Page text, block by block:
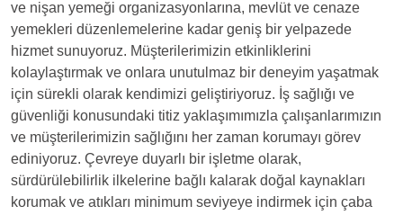
ve nişan yemeği organizasyonlarına, mevlüt ve cenaze
yemekleri düzenlemelerine kadar geniş bir yelpazede
hizmet sunuyoruz. Müşterilerimizin etkinliklerini
kolaylaştırmak ve onlara unutulmaz bir deneyim yaşatmak
için sürekli olarak kendimizi geliştiriyoruz. İş sağlığı ve
güvenliği konusundaki titiz yaklaşımımızla çalışanlarımızın
ve müşterilerimizin sağlığını her zaman korumayı görev
ediniyoruz. Çevreye duyarlı bir işletme olarak,
sürdürülebilirlik ilkelerine bağlı kalarak doğal kaynakları
korumak ve atıkları minimum seviyeye indirmek için çaba